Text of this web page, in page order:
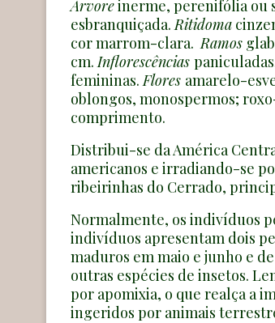
Árvoreinerme, perenifólia ou
esbranquiçada. Ritidoma
cor marrom-clara. Ramos
cm. Inflorescências
femininas. Flores amarelo-
oblongos, monospermos;
comprimento.
Distribui-se da América
americanos e irradiando-se
ribeirinhas do Cerrado,
Normalmente, os indivíduos
indivíduos apresentam dois
maduros em maio e junho e
outras espécies de insetos.
por apomixia, o que realça a
ingeridos por animais